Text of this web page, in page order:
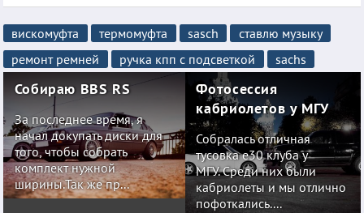
вискомуфта термомуфта sasch
ставлю музыку
ремонт ремней
ручка кпп с подсветкой sachs
Собираю BBS RS
За последнее время, я
начал докупать диски для
того, чтобы собрать
комплект нужной
ширины.Так же пр...
Фотосессия
кабриолетов у МГУ
Собралась отличная
тусовка е30 клуба у
МГУ. Среди них были
кабриолеты и мы отлично
пофоткались....